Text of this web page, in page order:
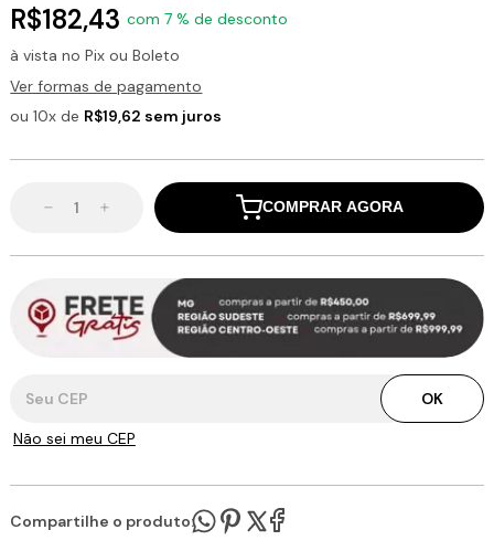
R$182,43 com 7 % de desconto
à vista no Pix ou Boleto
Ver formas de pagamento
ou 10x de R$19,62 sem juros
COMPRAR AGORA
OK
Não sei meu CEP
Compartilhe o produto: